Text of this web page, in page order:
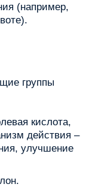
(например,
группы
кислота,
действия –
улучшение